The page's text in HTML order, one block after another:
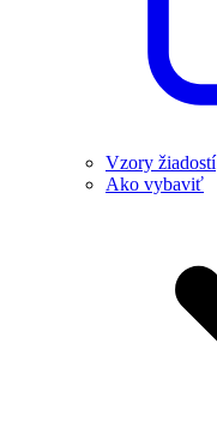
Vzory žiadostí
Ako vybaviť